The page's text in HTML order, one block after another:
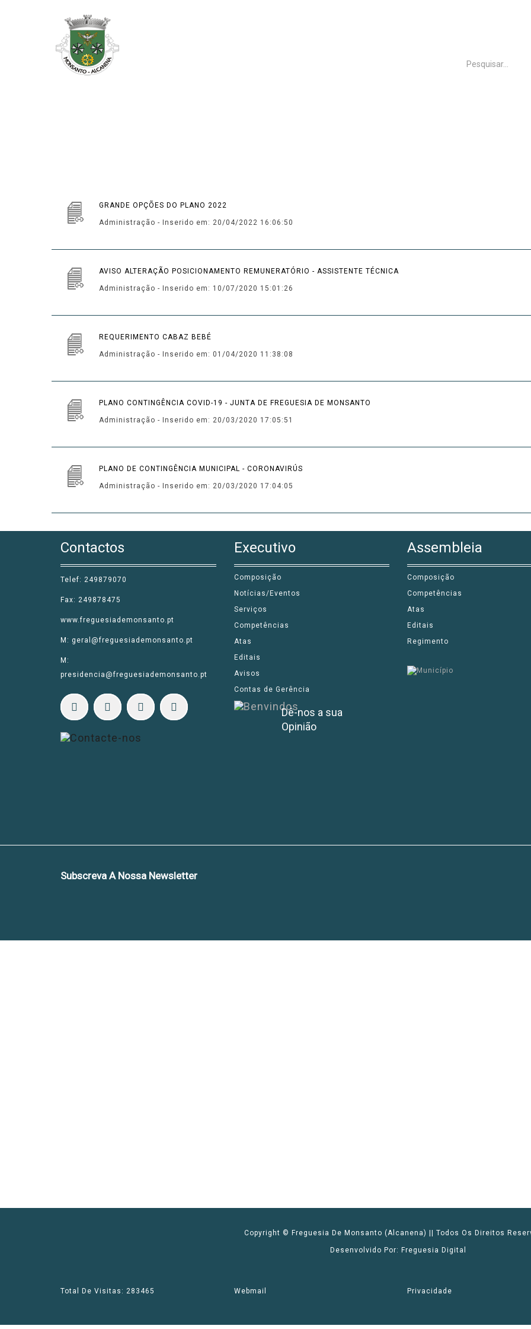
GRANDE OPÇÕES DO PLANO 2022
Administração - Inserido em: 20/04/2022 16:06:50
AVISO ALTERAÇÃO POSICIONAMENTO REMUNERATÓRIO - ASSISTENTE TÉCNICA
Administração - Inserido em: 10/07/2020 15:01:26
REQUERIMENTO CABAZ BEBÉ
Administração - Inserido em: 01/04/2020 11:38:08
PLANO CONTINGÊNCIA COVID-19 - JUNTA DE FREGUESIA DE MONSANTO
Administração - Inserido em: 20/03/2020 17:05:51
PLANO DE CONTINGÊNCIA MUNICIPAL - CORONAVIRÚS
Administração - Inserido em: 20/03/2020 17:04:05
Contactos
Telef: 249879070
Fax: 249878475
www.freguesiademonsanto.pt
M: geral@freguesiademonsanto.pt
M:
presidencia@freguesiademonsanto.pt
Executivo
Composição
Notícias/Eventos
Serviços
Competências
Atas
Editais
Avisos
Contas de Gerência
Dê-nos a sua
Opinião
Assembleia
Composição
Competências
Atas
Editais
Regimento
Subscreva A Nossa Newsletter
Copyright © Freguesia De Monsanto (Alcanena) || Todos Os Direitos
Desenvolvido Por: Freguesia Digital
Total De Visitas: 283465 Webmail Privacidade